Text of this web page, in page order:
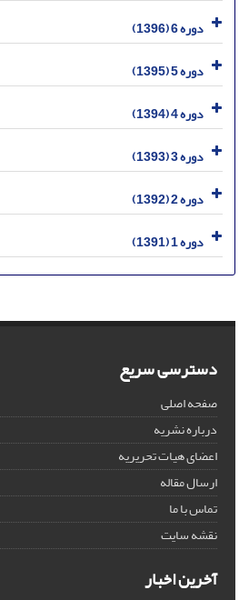
دوره 6 (1396)
دوره 5 (1395)
دوره 4 (1394)
دوره 3 (1393)
دوره 2 (1392)
دوره 1 (1391)
دسترسی سریع
صفحه اصلی
درباره نشریه
اعضای هیات تحریریه
ارسال مقاله
تماس با ما
نقشه سایت
آخرین اخبار